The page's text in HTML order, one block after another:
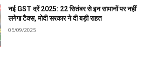
नई GST दरें 2025: 22 सितंबर से इन सामानों पर नहीं
लगेगा टैक्स, मोदी सरकार ने दी बड़ी राहत
05/09/2025